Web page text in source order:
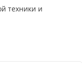
техники и